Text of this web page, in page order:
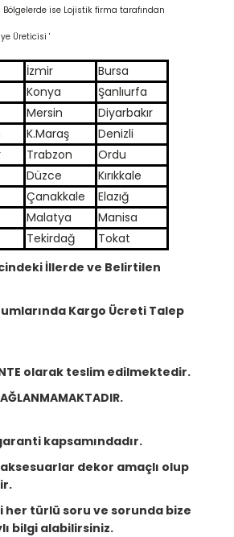
Bölgelerde ise Lojistik firma tarafından
Üreticisi '
İzmir
Bursa
Konya
Şanlıurfa
Mersin
Diyarbakır
K.Maraş
Denizli
Trabzon
Ordu
Düzce
Kırıkkale
Çanakkale
Elazığ
Malatya
Manisa
Tekirdağ
Tokat
İllerde ve Belirtilen
Kargo Ücreti Talep
olarak teslim edilmektedir.
kapsamındadır.
dekor amaçlı olup
her türlü soru ve sorunda bize
bilgi alabilirsiniz.